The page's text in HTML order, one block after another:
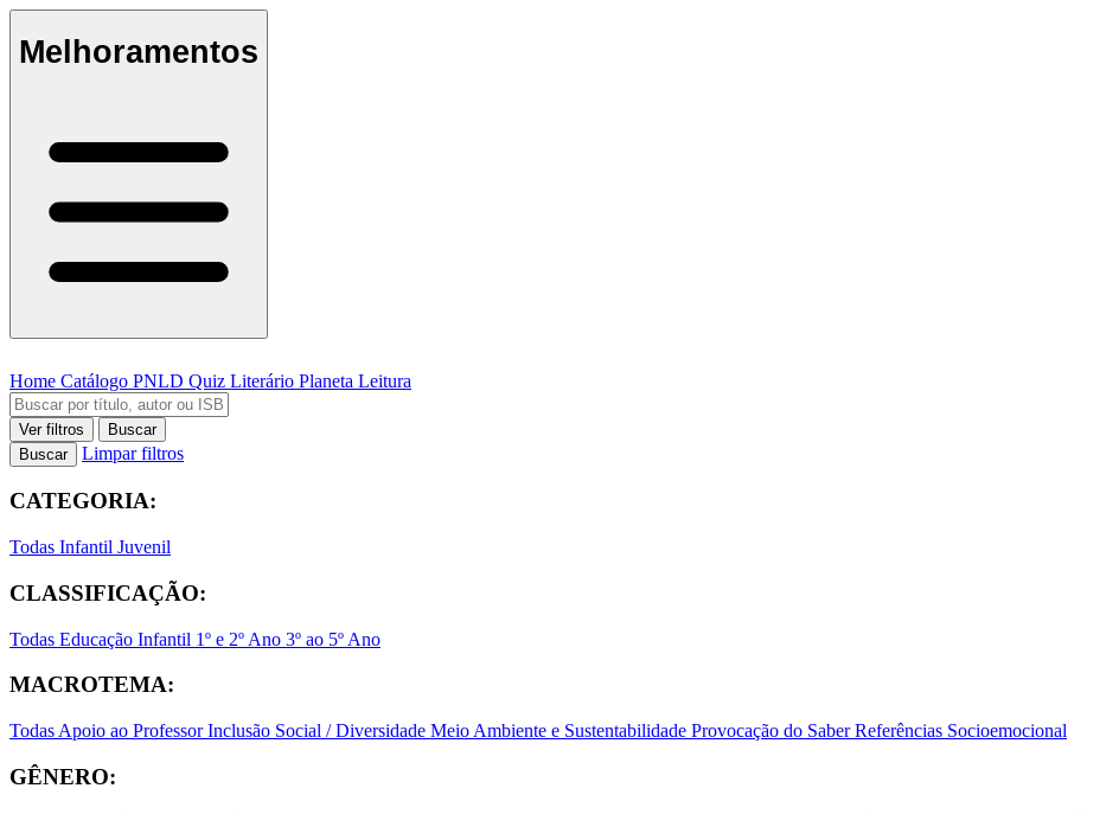
Melhoramentos
Home Catálogo PNLD Quiz Literário Planeta Leitura
Ver filtros
Buscar
Buscar
Limpar filtros
CATEGORIA:
Todas Infantil Juvenil
CLASSIFICAÇÃO:
Todas Educação Infantil 1º e 2º Ano 3º ao 5º Ano
MACROTEMA:
Todas Apoio ao ProfessorInclusão Social / Diversidade Meio Ambiente e Sustentabilidade Provocação do SaberReferências Socioemocional
GÊNERO: